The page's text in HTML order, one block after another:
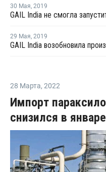
30 Мая, 2019
29 Мая, 2019
28 Марта, 2022
Импорт
снизился в январе